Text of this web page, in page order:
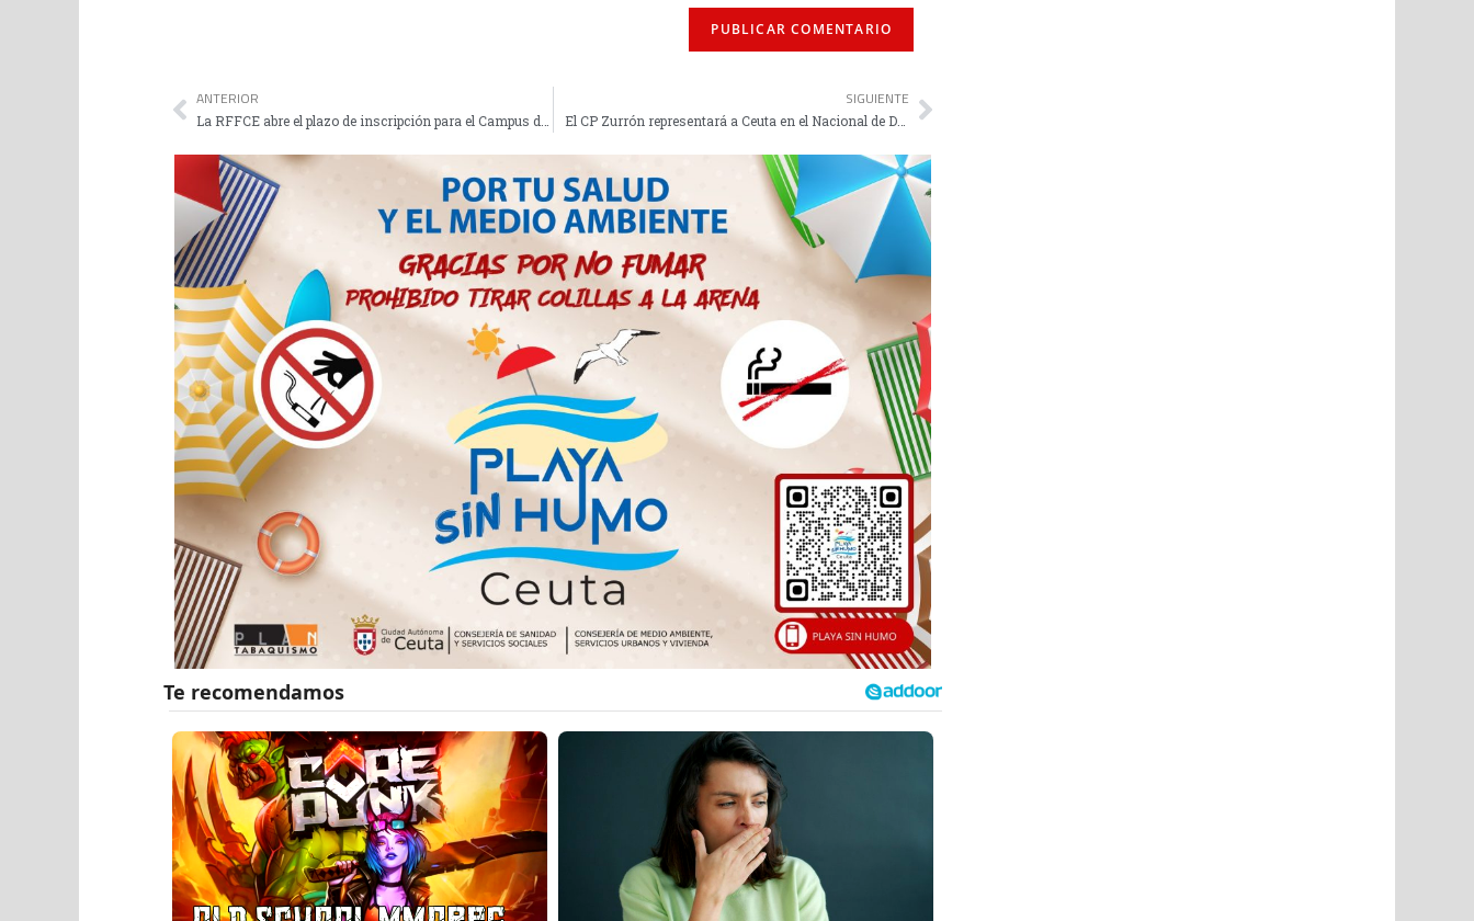
ANTERIOR SIGUIENTE
El CP Zurrón representará a Ceuta en el Nacional de Dupletas